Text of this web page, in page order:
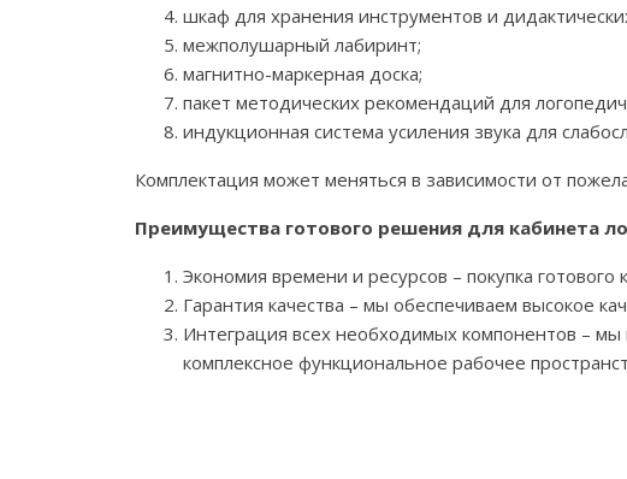
шкаф для хранения инструментов и
межполушарный лабиринт;
магнитно-маркерная доска;
пакет методических рекомендаций для
индукционная система усиления звука для
Комплектация может меняться в зависимости от
Преимущества готового решения для кабинета
Экономия времени и ресурсов – покупка
Гарантия качества – мы обеспечиваем высокое
Интеграция всех необходимых компонентов –
комплексное функциональное рабочее